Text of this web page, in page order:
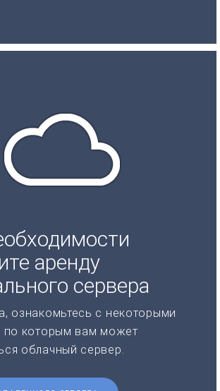
аренду
сервера
ознакомьтесь с некоторыми
по которым вам может
облачный сервер.